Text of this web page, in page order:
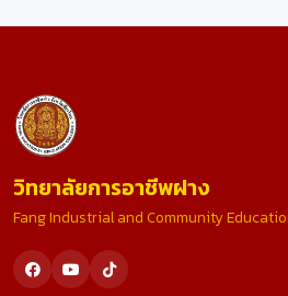
วิทยาลัยการอาชีพฝาง
Fang Industrial and Community